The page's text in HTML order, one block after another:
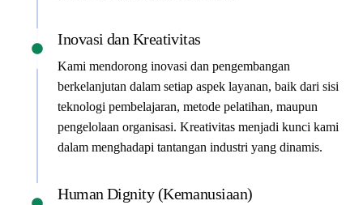
Inovasi dan Kreativitas
Kami mendorong inovasi dan pengembangan
berkelanjutan dalam setiap aspek layanan, baik dari sisi
teknologi pembelajaran, metode pelatihan, maupun
pengelolaan organisasi. Kreativitas menjadi kunci kami
dalam menghadapi tantangan industri yang dinamis.
Human Dignity (Kemanusiaan)